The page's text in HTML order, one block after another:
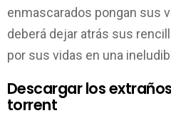
enmascarados pongan sus
deberá dejar atrás sus
por sus vidas en una
Descargar los
torrent